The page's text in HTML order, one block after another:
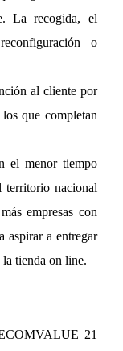
La recogida, el
o
al cliente por
que completan
el menor tiempo
territorio nacional
empresas con
aspirar a entregar
tienda on line.
21